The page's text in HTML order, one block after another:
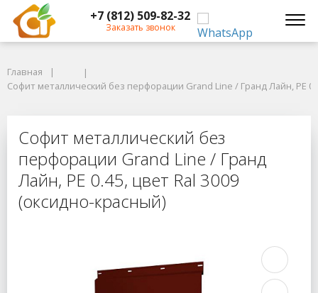
+7 (812) 509-82-32
Заказать звонок
Софит металлический без перфорации Grand Line / Гранд Лайн, PE
Софит металлический без
Главная
Софит металлический без перфорации Grand Line / Гранд Лайн, PE
Софит металлический без
перфорации Grand Line / Гранд
Лайн, PE 0.45, цвет Ral 3009
(оксидно-красный)